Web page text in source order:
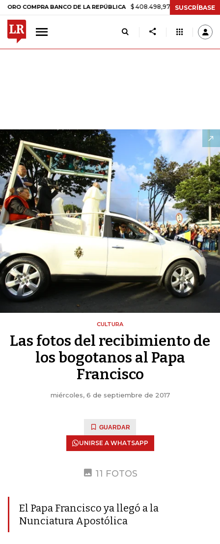
DE LA REPÚBLICA $ 408.498,97 +$ 8.753,81 +2,19% TASA
SUSCRÍBASE
CULTURA
Las fotos del recibimiento de
los bogotanos al Papa
Francisco
miércoles, 6 de septiembre de 2017
GUARDAR
UNIRSE A WHATSAPP
11 FOTOS
El Papa Francisco ya llegó a la
Nunciatura Apostólica